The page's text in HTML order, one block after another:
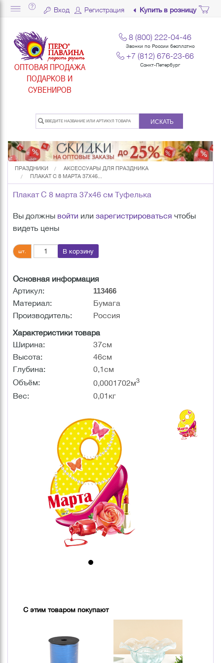
Вход Регистрация Купить в розницу
ОПТОВАЯ ПРОДАЖА
ПОДАРКОВ И
СУВЕНИРОВ
8 (800) 222-04-46
Звонки по России бесплатно
+7 (812) 676-23-66
Санкт-Петербург
ИСКАТЬ
ПРАЗДНИКИ
АКСЕССУАРЫ ДЛЯ ПРАЗДНИКА
ПЛАКАТ С 8 МАРТА 37Х46...
Плакат С 8 марта 37х46 см Туфелька
Вы должны войти или зарегистрироваться чтобы
видеть цены
шт. В корзину
Основная информация
Артикул:
113466
Материал:
Бумага
Производитель:
Россия
Характеристики товара
Ширина:
37см
Высота:
46см
Глубина:
0,1см
Объём:
0,0001702м3
Вес: 0,01кг
С этим товаром покупают